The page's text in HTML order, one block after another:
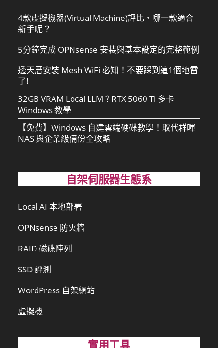
4款虛擬機器(Virtual Machine)評比，哪一款適合
新手呢？
5分鐘完成 OPNsense 安裝與基本設定的完整範例
透天厝安裝 Mesh WiFi 必知！不要踩到這1個地雷
了!
32GB VRAM Local LLM？RTX 5060 Ti 多卡
Windows 教學
【免費】Windows 自建雲端硬碟教學！取代群暉
NAS 與企業級備份全攻略
自架伺服器生態系
Local AI 本地部署
OPNsense 防火牆
RAID 磁碟陣列
SSD 評測
WordPress 自架網站
虛擬機
實用工具